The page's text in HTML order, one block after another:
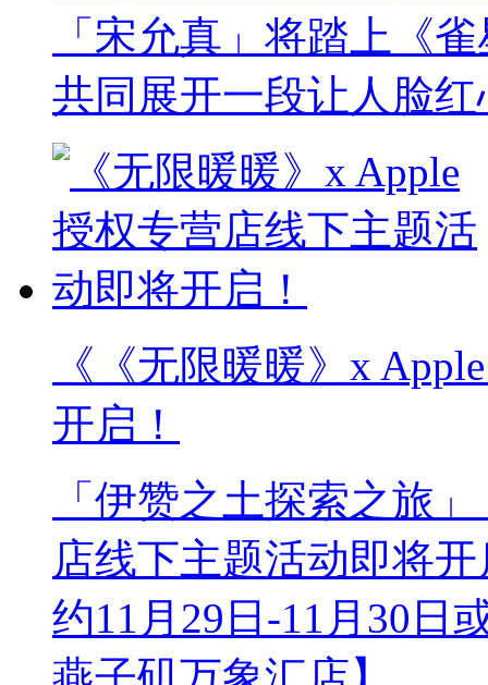
「宋允真」将踏上《
共同展开一段让人脸
《《无限暖暖》x
开启！
「伊赞之土探索之旅
店线下主题活动即将
约11月29日-11月30日